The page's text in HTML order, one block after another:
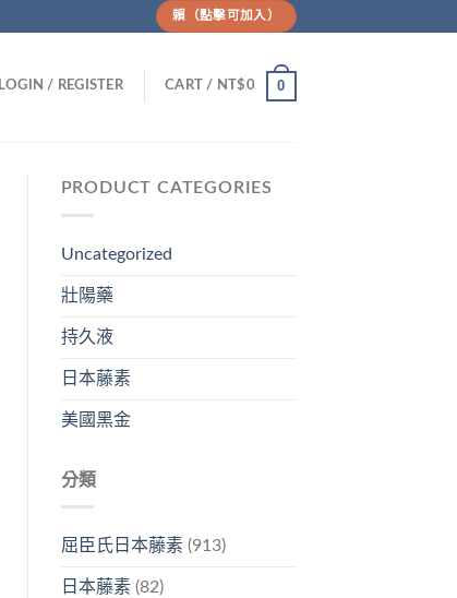
賴（點擊可加入）
LOGIN / REGISTER CART / NT$0 0
PRODUCT CATEGORIES
Uncategorized
壯陽藥
持久液
日本藤素
美國黑金
分類
屈臣氏日本藤素(913)
日本藤素(82)